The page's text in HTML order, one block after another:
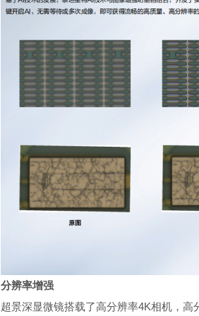
分辨率增强
超景深显微镜搭载了高分辨率4K相机，高